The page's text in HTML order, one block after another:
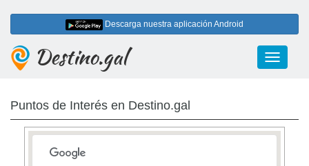
Descarga nuestra aplicación Android
Toggle
Destino.gal
Puntos de Interés en Destino.gal